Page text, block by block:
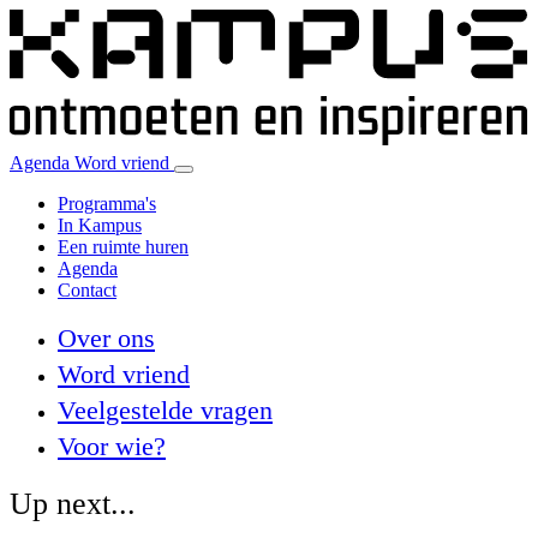
Agenda Word vriend
Programma's
In Kampus
Een ruimte huren
Agenda
Contact
Over ons
Word vriend
Veelgestelde vragen
Voor wie?
Up next...